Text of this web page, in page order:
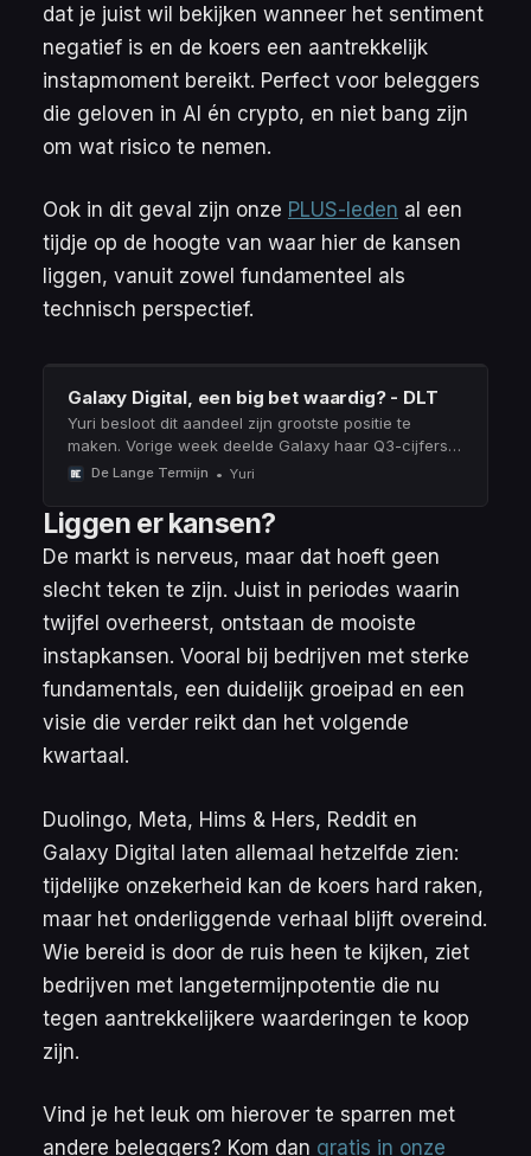
dat je juist wil bekijken wanneer het sentiment
negatief is en de koers een aantrekkelijk
instapmoment bereikt. Perfect voor beleggers
die geloven in AI én crypto, en niet bang zijn
om wat risico te nemen.
Ook in dit geval zijn onze PLUS-leden al een
tijdje op de hoogte van waar hier de kansen
liggen, vanuit zowel fundamenteel als
technisch perspectief.
Galaxy Digital, een big bet waardig? - DLT
Yuri besloot dit aandeel zijn grootste positie te
maken. Vorige week deelde Galaxy haar Q3-cijfers.
Hoe staat het aandeel er nu voor?
De Lange Termijn Yuri
Liggen er kansen?
De markt is nerveus, maar dat hoeft geen
slecht teken te zijn. Juist in periodes waarin
twijfel overheerst, ontstaan de mooiste
instapkansen. Vooral bij bedrijven met sterke
fundamentals, een duidelijk groeipad en een
visie die verder reikt dan het volgende
kwartaal.
Duolingo, Meta, Hims & Hers, Reddit en
Galaxy Digital laten allemaal hetzelfde zien:
tijdelijke onzekerheid kan de koers hard raken,
maar het onderliggende verhaal blijft overeind.
Wie bereid is door de ruis heen te kijken, ziet
bedrijven met langetermijnpotentie die nu
tegen aantrekkelijkere waarderingen te koop
zijn.
Vind je het leuk om hierover te sparren met
andere beleggers? Kom dan gratis in onze